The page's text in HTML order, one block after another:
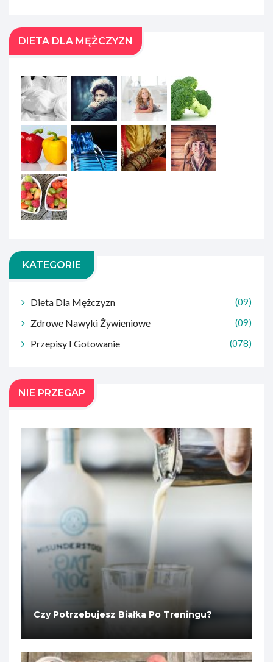
DIETA DLA MĘŻCZYZN
KATEGORIE
Dieta Dla Mężczyzn (09)
Zdrowe Nawyki Żywieniowe (09)
Przepisy I Gotowanie (078)
NIE PRZEGAP
Czy Potrzebujesz Białka Po Treningu?